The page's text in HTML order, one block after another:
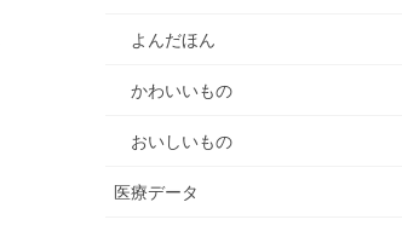
よんだほん
かわいいもの
おいしいもの
医療データ